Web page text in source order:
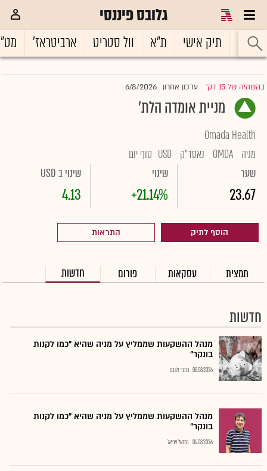
גלובס פיננסי
ראשי תיק אישי ת"א וול סטריט ארביטראז'
בהשהיה של 15 דק' |עדכון אחרון 6/8/2026
מניית אומדה הלת'
Omada Health
מניה OMDA נאסד"ק USD סוף יום
שער
23.67
שינוי
+21.14%
שינוי ב USD
4.13
הוסף לתיק התראות
תמצית עסקאות פורום חדשות
חדשות
מנהל ההשקעות שממליץ על מניה שהיא "כמו לקנות
בונקר"
08.08.2026 כתבי גלובס
מנהל ההשקעות שממליץ על מניה שהיא "כמו לקנות
בונקר"
04.08.2026 נתנאל אריאל